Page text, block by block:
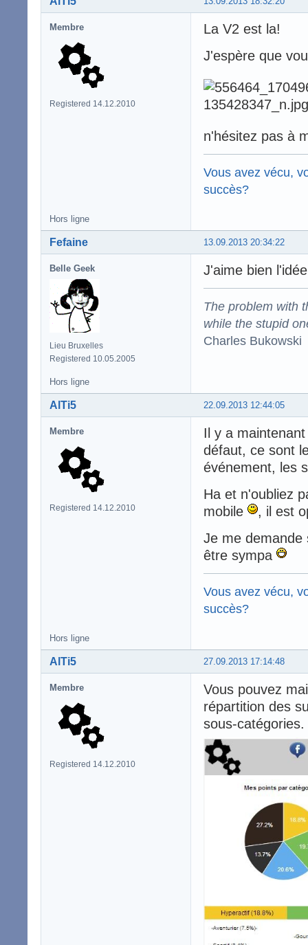
Membre
Registered 14.12.2010
La V2 est la!
J'espère que
n'hésitez pas à
Vous avez vécu,
succès?
Hors ligne
13.09.2013 20:34:22
Fefaine
Belle Geek
Lieu Bruxelles
Registered 10.05.2005
J'aime bien
The problem with
while the stupid
Charles Bukowski
Hors ligne
22.09.2013 12:44:05
AlTi5
Membre
Registered 14.12.2010
Il y a
défaut, ce sont
événement, les
Ha et n'oubliez
mobile
, il est
Je me demande
être sympa
Vous avez vécu,
succès?
Hors ligne
27.09.2013 17:14:48
AlTi5
Membre
Registered 14.12.2010
Vous pouvez
répartition des
sous-catégories.